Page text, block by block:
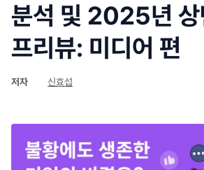
분석 및 2025년 상
프리뷰: 미디어 편
저자 신효섭